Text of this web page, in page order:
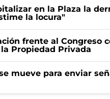
en la Plaza la
la locura"
frente al Congreso
Propiedad Privada
mueve para enviar